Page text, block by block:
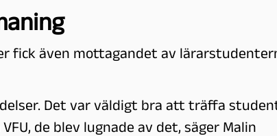
fick även mottagandet av
Det var väldigt bra att träffa
de blev lugnade av det, säger Malin